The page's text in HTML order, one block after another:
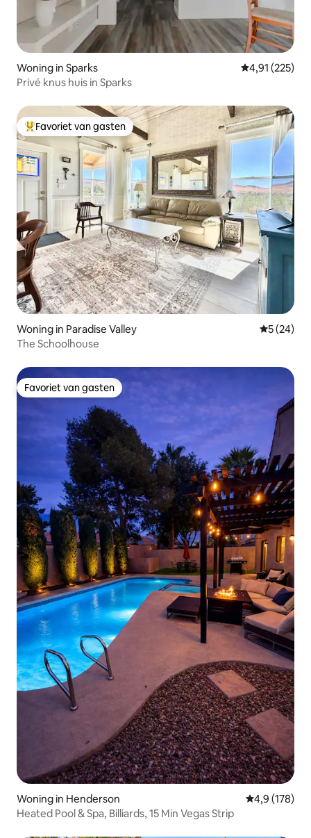
Woning in Sparks Gemiddelde
4,91 (225)
Privé knus huis in Sparks
Topfavoriet van gasten
Favoriet van gasten
Woning in Paradise Valley
5 (24)
The Schoolhouse
Favoriet van gasten
Favoriet van gasten
Woning in Henderson Gemiddelde
4,9 (178)
Heated Pool & Spa, Billiards, 15 Min Vegas Strip